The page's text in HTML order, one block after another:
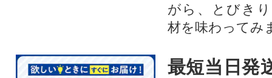
がら、とびき
材を味わってみ
最短当日発